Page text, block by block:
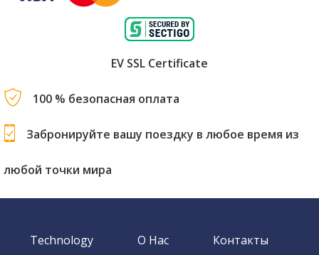
EV SSL Certificate
100 % безопасная оплата
Забронируйте вашу поездку в любое время из
любой точки мира
Technology О Нас
Контакты